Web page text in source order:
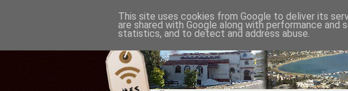
This site uses cookies from Google to deliver its
are shared with Google along with performance
statistics, and to detect and address abuse.